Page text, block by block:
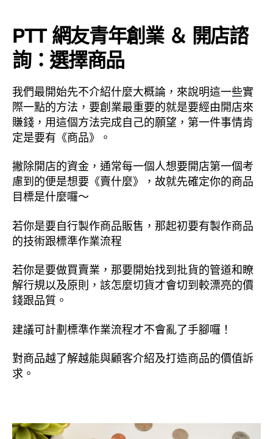
PTT 網友青年創業 ＆ 開店諮
詢：選擇商品
我們最開始先不介紹什麼大概論，來說明這一些實
際一點的方法，要創業最重要的就是要經由開店來
賺錢，用這個方法完成自己的願望，第一件事情肯
定是要有《商品》。
撇除開店的資金，通常每一個人想要開店第一個考
慮到的便是想要《賣什麼》，故就先確定你的商品
目標是什麼囉～
若你是要自行製作商品販售，那起初要有製作商品
的技術跟標準作業流程
若你是要做買賣業，那要開始找到批貨的管道和瞭
解行規以及原則，該怎麼切貨才會切到較漂亮的價
錢跟品質。
建議可計劃標準作業流程才不會亂了手腳囉！
對商品越了解越能與顧客介紹及打造商品的價值訴
求。